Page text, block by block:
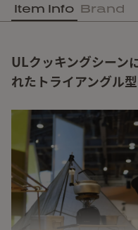
Item Info Brand
ULクッキングシーン
れたトライアングル